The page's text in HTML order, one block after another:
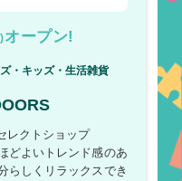
オープン!
・キッズ・生活雑貨
レクトショップ
どよいトレンド感のあ
らしくリラックスでき